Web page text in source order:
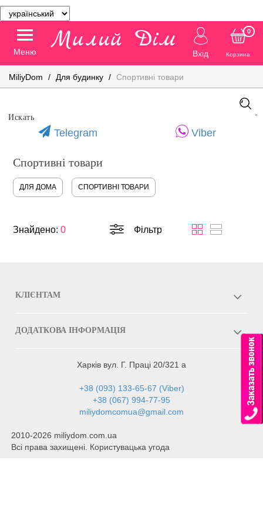
Меню Вхід Корзина
0
MiliyDom Для будинку Спортивні товари
Telegram Viber
Спортивні товари
ДЛЯ ДОМА СПОРТИВНІ ТОВАРИ
Знайдено:0 Фільтр
КЛІЄНТАМ
ДОДАТКОВА ІНФОРМАЦІЯ
Харків вул. Г. Праці 20/321 а
+38 (093) 133-65-67 (Viber)
+38 (067) 994-77-95
miliydomcomua@gmail.com
2010-2026 miliydom.com.ua
Всі права захищені. Користувацька угода